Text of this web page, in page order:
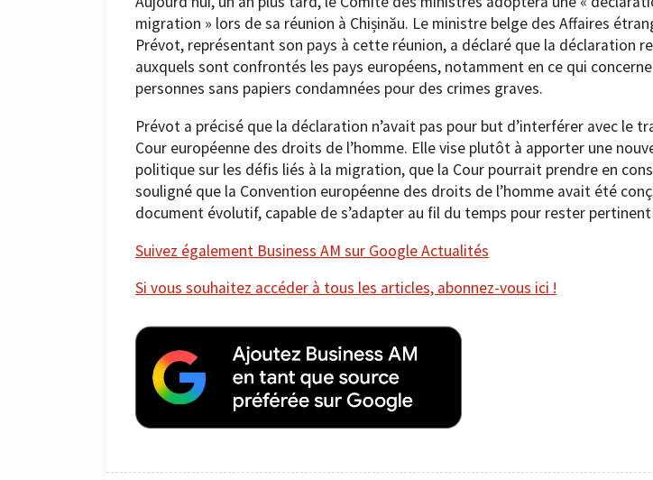
migration » lors de sa réunion à Chișinău. Le ministre belge des Affaires
Prévot, représentant son pays à cette réunion, a déclaré que la déclaration
auxquels sont confrontés les pays européens, notamment en ce qui
personnes sans papiers condamnées pour des crimes graves.
Prévot a précisé que la déclaration n’avait pas pour but d’interférer avec le
Cour européenne des droits de l’homme. Elle vise plutôt à apporter une
politique sur les défis liés à la migration, que la Cour pourrait prendre en
souligné que la Convention européenne des droits de l’homme avait été
document évolutif, capable de s’adapter au fil du temps pour rester
Suivez également Business AM sur Google Actualités
Si vous souhaitez accéder à tous les articles, abonnez-vous ici !